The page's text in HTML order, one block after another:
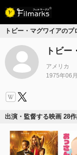
トビー・マグワイアの
トビー
アメリカ
1975年06
出演・監督する映画 28